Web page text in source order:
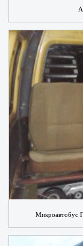
Микроавтобус